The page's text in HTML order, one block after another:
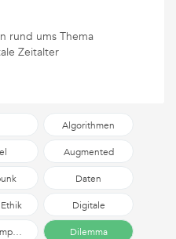
rund ums Thema
Zeitalter
Algorithmen
Augmented
Reality
Daten
Digitale
Selbstverteidigung
Digitalkompetenz Dilemma